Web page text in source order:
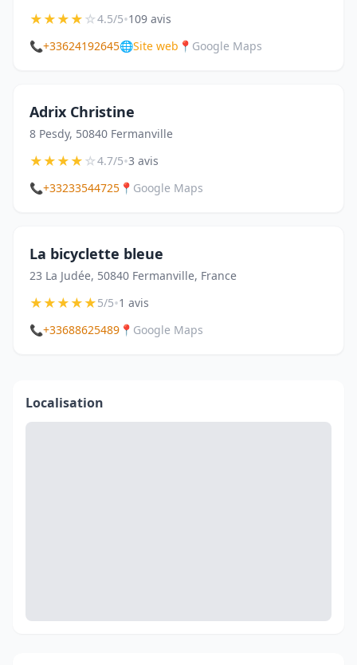
★★★★☆4.5/5•109 avis
📞+33624192645🌐Site web 📍 Google Maps
Adrix Christine
8 Pesdy, 50840 Fermanville
★★★★☆4.7/5•3 avis
📞+33233544725 📍 Google Maps
La bicyclette bleue
23 La Judée, 50840 Fermanville, France
★★★★★5/5•1 avis
📞+33688625489 📍 Google Maps
Localisation